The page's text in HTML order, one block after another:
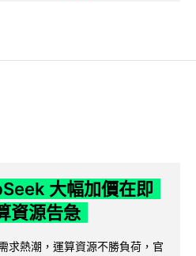
大幅加價在即
資源告急
求熱潮，運算資源不勝負荷，官